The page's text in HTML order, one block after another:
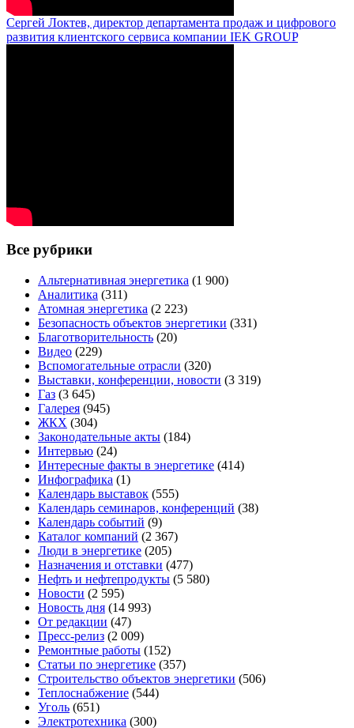
Сергей Локтев, директор департамента продаж и цифрового
развития клиентского сервиса компании IEK GROUP
Все рубрики
Альтернативная энергетика (1 900)
Аналитика (311)
Атомная энергетика (2 223)
Безопасность объектов энергетики (331)
Благотворительность (20)
Видео (229)
Вспомогательные отрасли (320)
Выставки, конференции, новости (3 319)
Газ (3 645)
Галерея (945)
ЖКХ (304)
Законодательные акты (184)
Интервью (24)
Интересные факты в энергетике (414)
Инфографика (1)
Календарь выставок (555)
Календарь семинаров, конференций (38)
Календарь событий (9)
Каталог компаний (2 367)
Люди в энергетике (205)
Назначения и отставки (477)
Нефть и нефтепродукты (5 580)
Новости (2 595)
Новость дня (14 993)
От редакции (47)
Пресс-релиз (2 009)
Ремонтные работы (152)
Статьи по энергетике (357)
Строительство объектов энергетики (506)
Теплоснабжение (544)
Уголь (651)
Электротехника (300)